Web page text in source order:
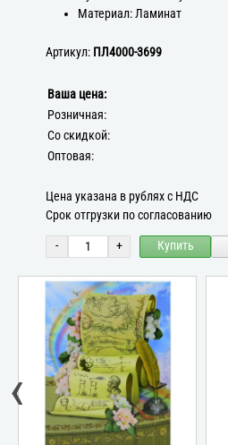
Материал: Ламинат
Артикул: ПЛ4000-3699
Ваша цена:
Розничная:
Со скидкой:
Оптовая:
Цена указана в рублях с НДС
Срок отгрузки по согласованию
- + Купить
‹